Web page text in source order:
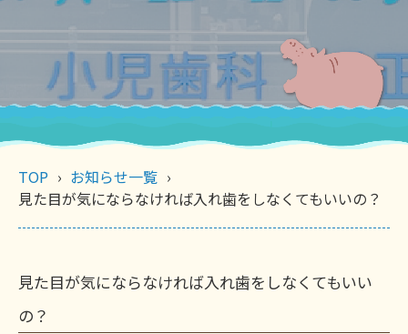
TOP
お知らせ一覧
見た目が気にならなければ入れ歯をしなくてもいいの？
見た目が気にならなければ入れ歯をしなくてもいい
の？